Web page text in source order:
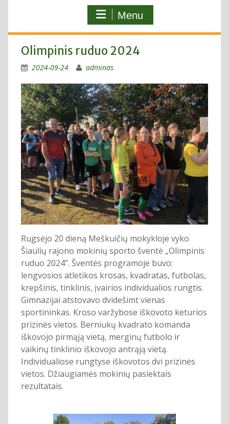
Menu
Olimpinis ruduo 2024
2024-09-24 adminas
Rugsėjo 20 dieną Meškuičių mokykloje vyko
Šiaulių rajono mokinių sporto šventė „Olimpinis
ruduo 2024”. Šventės programoje buvo:
lengvosios atletikos krosas, kvadratas, futbolas,
krepšinis, tinklinis, įvairios individualios rungtis.
Gimnazijai atstovavo dvidešimt vienas
sportininkas. Kroso varžybose iškovoto keturios
prizinės vietos. Berniukų kvadrato komanda
iškovojo pirmąją vietą, merginų futbolo ir
vaikinų tinklinio iškovojo antrąją vietą.
Individualiose rungtyse iškovotos dvi prizinės
vietos. Džiaugiamės mokinių pasiektais
rezultatais.